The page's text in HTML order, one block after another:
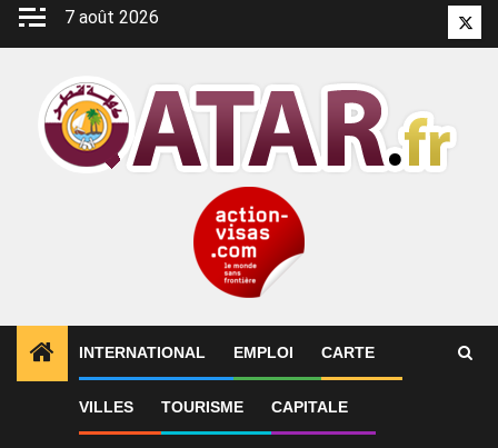
Aller
7 août 2026
INTERNATIONAL EMPLOI CARTE
VILLES TOURISME CAPITALE
International